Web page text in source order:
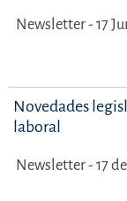
Newsletter - 17
Novedades
laboral
Newsletter - 17